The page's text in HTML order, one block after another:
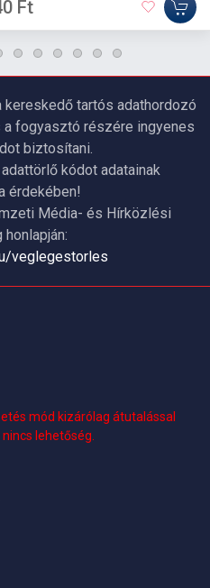
Ft
kereskedő tartós adathordozó
fogyasztó részére ingyenes
biztosítani.
kódot adatainak
érdekében!
Média- és Hírközlési
honlapján:
veglegestorles
mód kizárólag átutalással
lehetőség.